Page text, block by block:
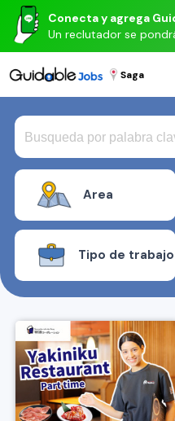
Conecta y agrega
Un reclutador se
Saga
Area
Tipo de trabajo